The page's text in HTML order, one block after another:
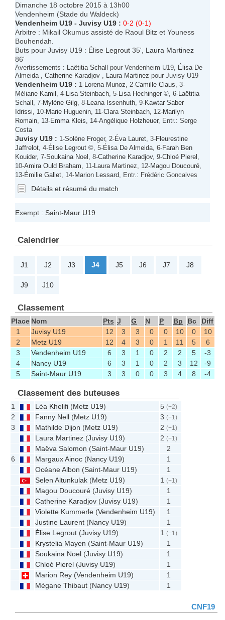
Dimanche 18 octobre 2015 à 13h00
Vendenheim (Stade du Waldeck)
Vendenheim U19 - Juvisy U19 : 0-2 (0-1)
Arbitre : Mikail Okumus assisté de Raoul Bitz et Youness
Bouhendah.
Buts pour Juvisy U19 : Élise Legrout 35', Laura Martinez
86'
Avertissements : Laëtitia Schall pour Vendenheim U19,
Élisa De
Almeida
Catherine Karadjov Laura Martinez pour Juvisy U19
Vendenheim U19 : 1- Lorena Munoz , 2-Camille Claus , 3-
Méliane Kamil
, 4- Lisa Steinbach , 5- Lisa Hechinger ©, 6- Laëtitia
Schall
, 7-Mylène Gilg , 8- Leana Issenhuth , 9-Kawtar Saber
Idrissi , 10-Marie Huguenin , 11-Clara Steinbach , 12-Marilyn
Romain , 13-Emma Kleis , 14-Angélique Holzheuer, Entr.: Serge
Costa
Juvisy U19 : 1-Solène Froger, 2-Éva Lauret , 3-Fleurestine
Jaffrelot , 4-Élise Legrout ©, 5-Élisa De Almeida , 6-Farah Ben
Kouider, 7-Soukaina Noel , 8-Catherine Karadjov, 9-Chloé Pierel
10-Amira Ould Braham , 11- Laura Martinez , 12-Magou Doucouré
13-Émilie Gallet , 14-Marion Lessard , Entr.: Frédéric Goncalves
Détails et résumé du match
Exempt : Saint-Maur U19
Calendrier
J1 J2 J3 J4 J5 J6 J7 J8
J9 J10
Classement
Place Nom Pts J G N P Bp Bc
Diff
1
Juvisy U19 12 3 3 0 0 10 0
10
2
Metz U19 12 4 3 0 1 11 5
6
3
Vendenheim U19 6 3 1 0 2 2 5
-3
4
Nancy U19 6 3 1 0 2 3 12
-9
5
Saint-Maur U19 3 3 0 0 3 4 8 -4
Classement des buteuses
1 Léa Khelifi (Metz U19) 5(+2)
2 Fanny Nell (Metz U19) 3(+1)
3 Mathilde Dijon (Metz U19) 2(+1)
Laura Martinez (Juvisy U19) 2(+1)
Maëva Salomon (Saint-Maur U19)
2
6
Margaux Ainoc (Nancy U19)
1
Océane Albon (Saint-Maur U19)
1
Selen Altunkulak (Metz U19) 1(+1)
Magou Doucouré (Juvisy U19)
1
Catherine Karadjov (Juvisy U19)
1
Violette Kummerle (Vendenheim U19)
1
Justine Laurent (Nancy U19)
1
Élise Legrout (Juvisy U19) 1(+1)
Krystelia Mayen (Saint-Maur U19)
1
Soukaina Noel (Juvisy U19)
1
Chloé Pierel (Juvisy U19)
1
Marion Rey (Vendenheim U19)
1
Mégane Thibaut (Nancy U19) 1
CNF19